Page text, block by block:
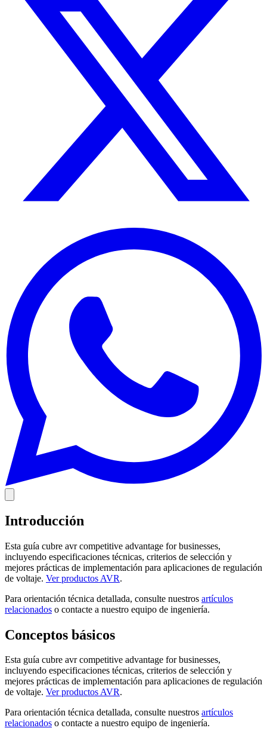
Introducción
Esta guía cubre avr competitive advantage for businesses,
incluyendo especificaciones técnicas, criterios de selección y
mejores prácticas de implementación para aplicaciones de regulación
de voltaje. Ver productos AVR.
Para orientación técnica detallada, consulte nuestros artículos
relacionados o contacte a nuestro equipo de ingeniería.
Conceptos básicos
Esta guía cubre avr competitive advantage for businesses,
incluyendo especificaciones técnicas, criterios de selección y
mejores prácticas de implementación para aplicaciones de regulación
de voltaje. Ver productos AVR.
Para orientación técnica detallada, consulte nuestros artículos
relacionados o contacte a nuestro equipo de ingeniería.